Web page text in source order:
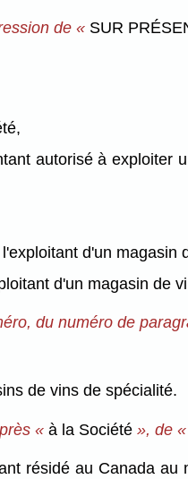
de «SUR
autorisé à
l'exploitant d'un magasin
d'un magasin de
du numéro de
de vins de spécialité.
«à la Société », de «
résidé au Canada au